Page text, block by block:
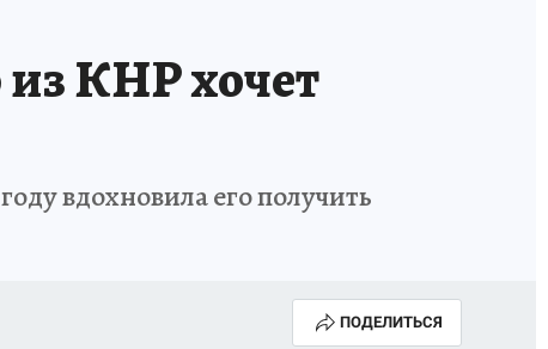
КНР хочет
вдохновила его получить
ПОДЕЛИТЬСЯ